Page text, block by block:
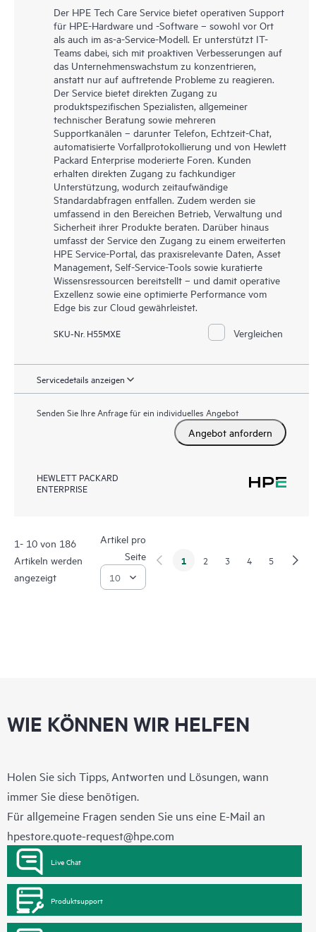
Der HPE Tech Care Service bietet operativen Support
für HPE-Hardware und -Software – sowohl vor Ort
als auch im as-a-Service-Modell. Er unterstützt IT-
Teams dabei, sich mit proaktiven Verbesserungen auf
das Unternehmenswachstum zu konzentrieren,
anstatt nur auf auftretende Probleme zu reagieren.
Der Service bietet direkten Zugang zu
produktspezifischen Spezialisten, allgemeiner
technischer Beratung sowie mehreren
Supportkanälen – darunter Telefon, Echtzeit-Chat,
automatisierte Vorfallprotokollierung und von Hewlett
Packard Enterprise moderierte Foren. Kunden
erhalten direkten Zugang zu fachkundiger
Unterstützung, wodurch zeitaufwändige
Standardabfragen entfallen. Zudem werden sie
umfassend in den Bereichen Betrieb, Verwaltung und
Sicherheit ihrer Produkte beraten. Darüber hinaus
umfasst der Service den Zugang zu einem erweiterten
HPE Service-Portal, das praxisrelevante Daten, Asset
Management, Self-Service-Tools sowie kuratierte
Wissensressourcen bereitstellt – und damit operative
Exzellenz sowie eine optimierte Performance vom
Edge bis zur Cloud gewährleistet.
SKU-Nr. H55MXE Vergleichen
Servicedetails anzeigen
Senden Sie Ihre Anfrage für ein individuelles Angebot
Angebot anfordern
HEWLETT PACKARD
ENTERPRISE
1- 10 von 186
Artikeln werden
angezeigt
Artikel pro
Seite
1 2 3 4 5
WIE KÖNNEN WIR HELFEN
Holen Sie sich Tipps, Antworten und Lösungen, wann
immer Sie diese benötigen.
Für allgemeine Fragen senden Sie uns eine E-Mail an
hpestore.quote-request@hpe.com
Live Chat
Produktsupport